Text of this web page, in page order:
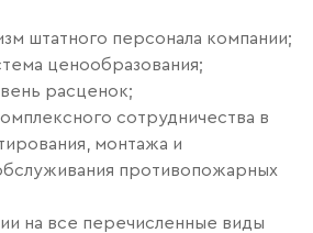
штатного персонала компании;
ценообразования;
расценок;
сотрудничества в
монтажа и
противопожарных
на все перечисленные виды